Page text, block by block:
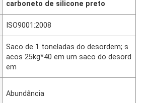
carboneto de silicone preto
ISO9001:2008
Saco de 1 toneladas do desordem; s
acos 25kg*40 em um saco do desord
em
Abundância